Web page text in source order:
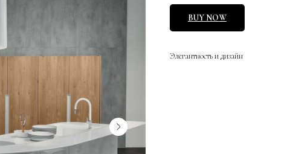
BUY NOW
Элегантность и дизайн